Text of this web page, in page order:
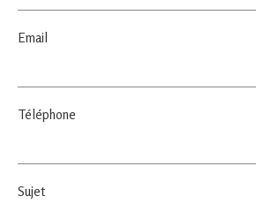
Email
Téléphone
Sujet